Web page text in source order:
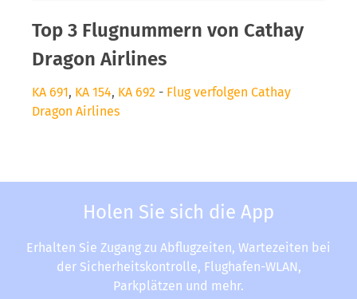
Top 3 Flugnummern von Cathay
Dragon Airlines
KA 691, KA 154, KA 692 - Flug verfolgen Cathay
Dragon Airlines
Holen Sie sich die App
Erhalten Sie Zugang zu Abflugzeiten, Wartezeiten bei
der Sicherheitskontrolle, Flughafen-WLAN,
Parkplätzen und mehr.